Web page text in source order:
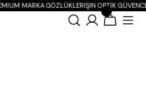
MARKA GÖZLÜKLERIŞIN OPTIK